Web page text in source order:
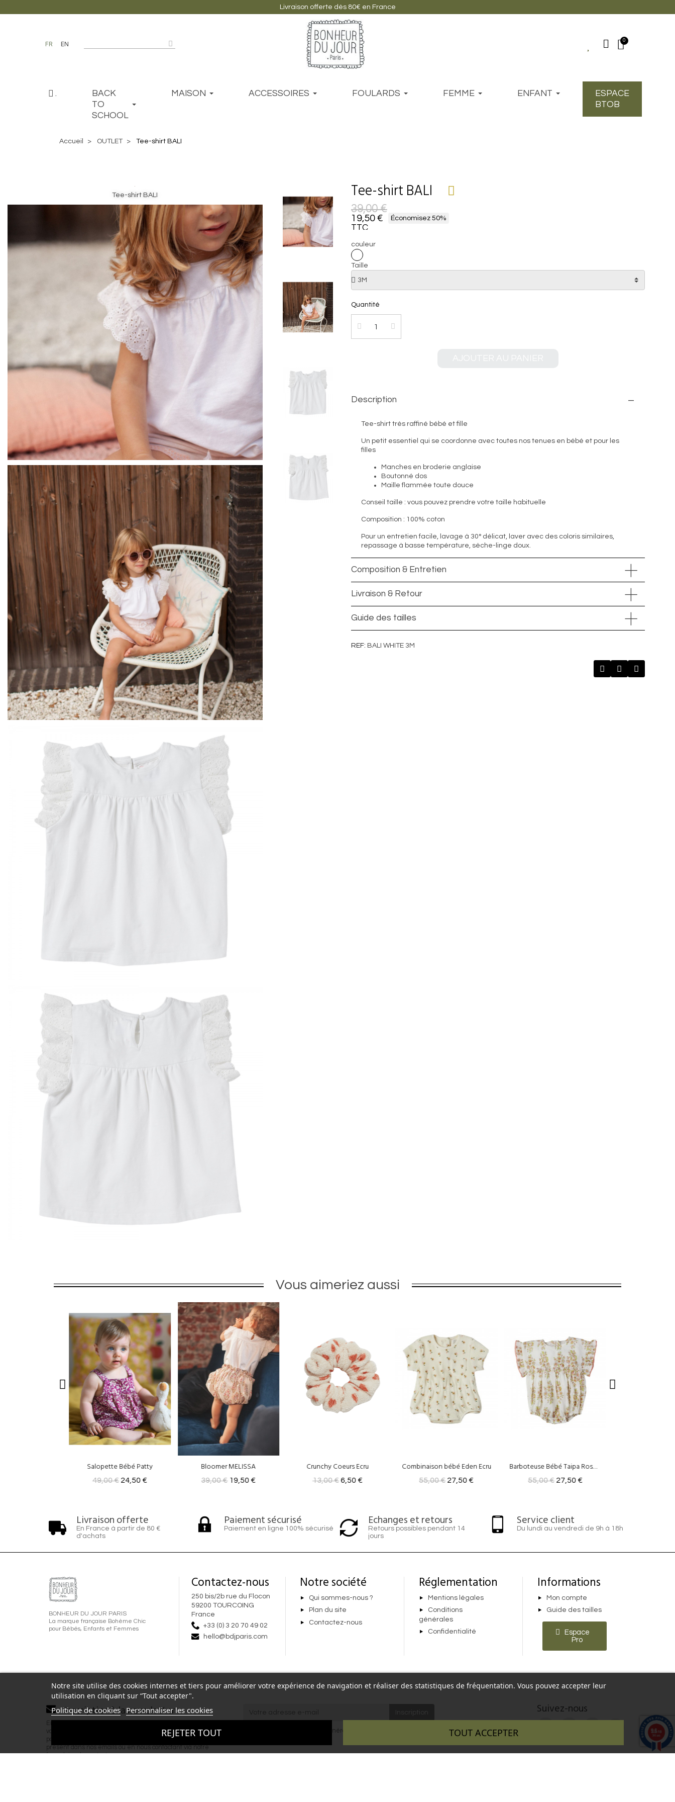
Livraison offerte dès 80€ en France
FR EN
.
BACK
TO
SCHOOL
MAISON ACCESSOIRES FOULARDS FEMME ENFANT
ESPACE
BTOB
Accueil OUTLET Tee-shirt BALI
Tee-shirt BALI Tee-shirt BALI
39,00 €
19,50 € Économisez 50%
TTC
couleur
Taille
Quantité
Description
Tee-shirt très raffiné bébé et fille
Un petit essentiel qui se coordonne avec toutes nos tenues en bébé et pour les
filles
Manches en broderie anglaise
Boutonné dos
Maille flammée toute douce
Conseil taille : vous pouvez prendre votre taille habituelle
Composition : 100% coton
Pour un entretien facile, lavage à 30° délicat, laver avec des coloris similaires,
repassage à basse température, sèche-linge doux.
Composition & Entretien
Livraison & Retour
Guide des tailles
REF BALI WHITE 3M
Vous aimeriez aussi
Bloomer MELISSA
39,00 € 19,50 €
Crunchy Coeurs Ecru
13,00 €6,50 €
Combinaison bébé Eden Ecru
55,00 €27,50 €
Barboteuse Bébé Taipa Rosée/Vert
55,00 € 27,50 €
Barboteuse ELEA
45,00 € 22,50 €
Livraison offerte
En France à partir de 80 €
d'achats
Paiement sécurisé
Paiement en ligne 100% sécurisé
Echanges et retours
Retours possibles pendant 14
jours
Service client
Du lundi au vendredi de 9h à 18h
BONHEUR DU JOUR PARIS
La marque française Bohème Chic
pour Bébés, Enfants et Femmes
Contactez-nous
250 bis/2b rue du Flocon
59200 TOURCOING
France
+33 (0) 3 20 70 49 02
hello@bdjparis.com
Notre société
Qui sommes-nous ?
Plan du site
Contactez-nous
Réglementation
Mentions légales
Conditions
générales
Confidentialité
Informations
Mon compte
Guide des tailles
Espace
Pro
Notre site utilise des cookies internes et tiers pour améliorer votre expérience de navigation et réaliser des statistiques de fréquentation. Vous pouvez accepter leur
utilisation en cliquant sur “Tout accepter".
Politique de cookies Personnaliser les cookies
REJETER TOUT TOUT ACCEPTER
Inscription à la newsletter
En renseignant votre adresse email et en validant ce formulaire,
vous acceptez de recevoir la newsletter de Bonheur du Jour Paris
par email. Vous pouvez vous désinscrire à tout moment via le lien
présent dans nos emails ou en nous contactant via notre
formulaire de contact.
conditions générales
Suivez-nous
9.6 /10
346 avis